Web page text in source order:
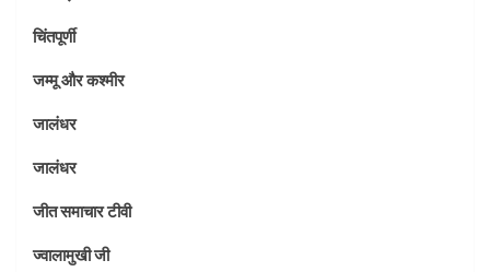
चिंतपूर्णी
जम्मू और कश्मीर
जालंधर
जालंधर
जीत समाचार टीवी
ज्वालामुखी जी